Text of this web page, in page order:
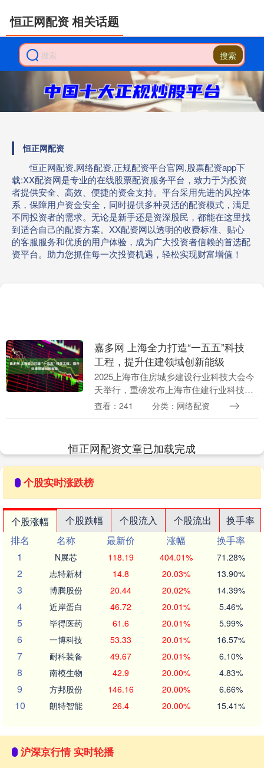
搜索
恒正网配资
恒正网配资,网络配资,正规配资平台官网,股票配资app下
载:XX配资网是专业的在线股票配资服务平台，致力于为投资
者提供安全、高效、便捷的资金支持。平台采用先进的风控体
系，保障用户资金安全，同时提供多种灵活的配资模式，满足
不同投资者的需求。无论是新手还是资深股民，都能在这里找
到适合自己的配资方案。XX配资网以透明的收费标准、贴心
的客服服务和优质的用户体验，成为广大投资者信赖的首选配
资平台。助力您抓住每一次投资机遇，轻松实现财富增值！
恒正网配资 相关话题
嘉多网 上海全力打造“一五五”科技
工程，提升住建领域创新能级
2025上海市住房城乡建设行业科技大会今
天举行，重磅发布上海市住建行业科技创
新报告。新民晚报记者获悉，面向“十五
查看：241 分类：网络配资
恒正网配资文章已加载完成
个股实时涨跌榜
个股涨幅 个股跌幅 个股流入 个股流出
换手率
排名
名称 最新价 涨幅
换手率
1
N展芯 118.19 404.01% 71.28%
2 志特新材 14.8 20.03% 13.90%
3 博腾股份 20.44 20.02% 14.39%
4 近岸蛋白 46.72 20.01% 5.46%
5 毕得医药 61.6 20.01% 5.99%
6 一博科技 53.33 20.01% 16.57%
7 耐科装备 49.67 20.01% 6.10%
8 南模生物 42.9 20.00% 4.83%
9 方邦股份 146.16 20.00% 6.66%
10 朗特智能 26.4 20.00% 15.41%
沪深京行情 实时轮播